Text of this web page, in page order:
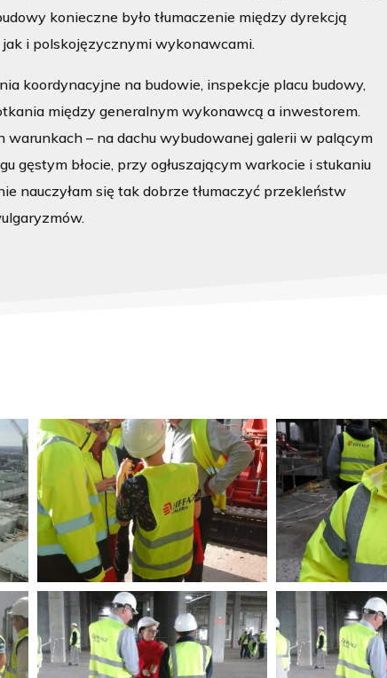
konieczne było tłumaczenie między dyrekcją
i polskojęzycznymi wykonawcami.
koordynacyjne na budowie, inspekcje placu budowy,
między generalnym wykonawcą a inwestorem.
– na dachu wybudowanej galerii w palącym
gęstym błocie, przy ogłuszającym warkocie i stukaniu
nauczyłam się tak dobrze tłumaczyć przekleństw